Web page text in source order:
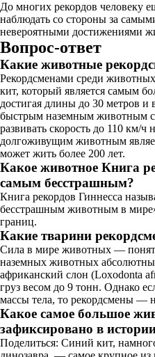
До многих рекордов человеку
наблюдать со стороны за
невероятными достижениями
Вопрос-ответ
Какие животные
Рекордсменами среди
кит, который является самым
достигая длины до 30 метров
быстрым наземным животным
развивать скорость до 110 км/
долгоживущим животным
может жить более 200 лет.
Какое животное Книга
самым бесстрашным?
Книга рекордов Гиннесса
бесстрашным животным в
границ.
Какие тварини
Сила в мире животных —
наземных животных
африканский слон (Loxodonta
груз весом до 9 тонн. Однако
массы тела, то рекордсмены —
Какое самое большое
зафиксировано в
Поделиться: Синий кит,